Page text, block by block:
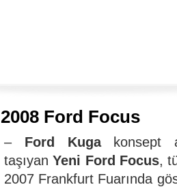
2008 Ford Focus
– Ford Kugakonsept
taşıyanYeni Ford Focus,
2007 Frankfurt Fuarında